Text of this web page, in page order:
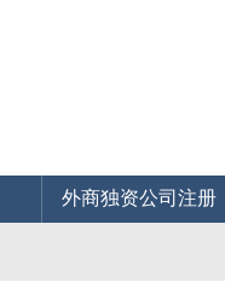
外商独资公司注册